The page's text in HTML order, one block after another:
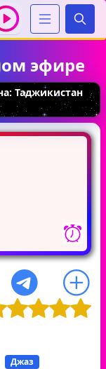
эфире
Таджикистан
Джаз